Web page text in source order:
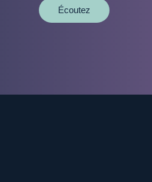
Écoutez